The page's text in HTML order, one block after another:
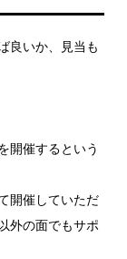
良いか、見当も
開催するという
開催していただ
外の面でもサポ